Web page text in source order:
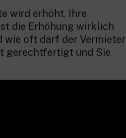
wird erhöht. Ihre
die Erhöhung wirklich
wie oft darf der Vermieter
gerechtfertigt und Sie